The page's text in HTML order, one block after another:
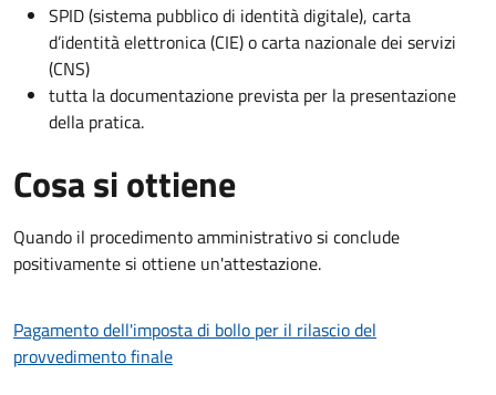
SPID (sistema pubblico di identità digitale), carta
d’identità elettronica (CIE) o carta nazionale dei servizi
(CNS)
tutta la documentazione prevista per la presentazione
della pratica.
Cosa si ottiene
Quando il procedimento amministrativo si conclude
positivamente si ottiene un'attestazione.
Pagamento dell'imposta di bollo per il rilascio del
provvedimento finale